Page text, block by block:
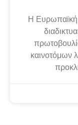
Η Ευρωπαϊκή
καινοτόμων